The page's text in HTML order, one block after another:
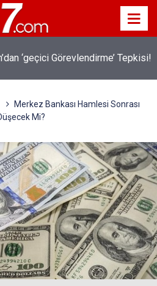
‘geçici Görevlendirme’ Tepkisi!
Merkez Bankası Hamlesi Sonrası
Mi?